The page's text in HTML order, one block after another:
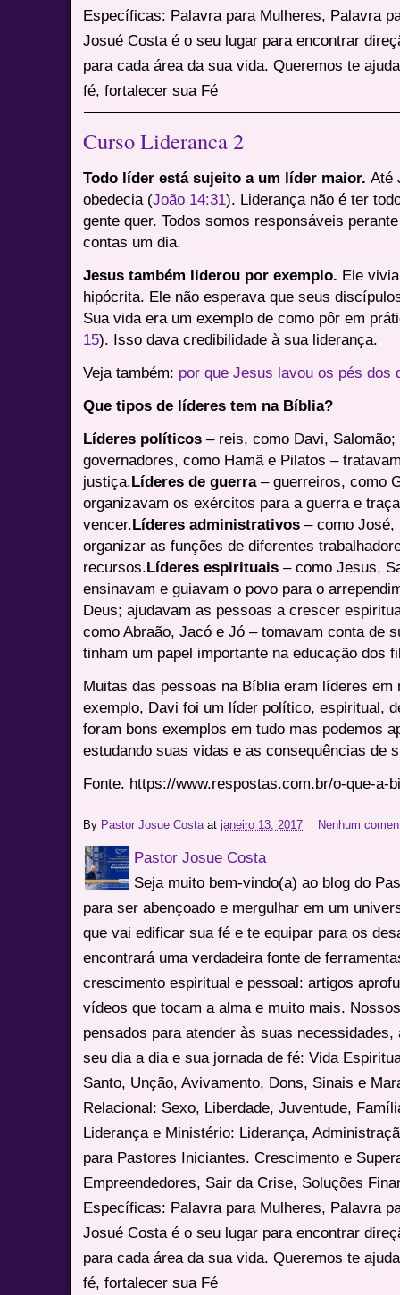
Específicas: Palavra para Mulheres, Palavra
Josué Costa é o seu lugar para encontrar
para cada área da sua vida. Queremos te
fé, fortalecer sua Fé
Curso Lideranca 2
Todo líder está sujeito a um líder maior. Até
obedecia (João 14:31). Liderança não é ter
gente quer. Todos somos responsáveis
contas um dia.
Jesus também liderou por exemplo. Ele
hipócrita. Ele não esperava que seus
Sua vida era um exemplo de como pôr em
15). Isso dava credibilidade à sua liderança.
Veja também: por que Jesus lavou os pés dos
Que tipos de líderes tem na Bíblia?
Líderes políticos– reis, como Davi,
governadores, como Hamã e Pilatos –
justiça.Líderes de guerra– guerreiros, como
organizavam os exércitos para a guerra e
vencer.Líderes administrativos – como José,
organizar as funções de diferentes
recursos.Líderes espirituais – como Jesus,
ensinavam e guiavam o povo para o
Deus; ajudavam as pessoas a crescer
como Abraão, Jacó e Jó – tomavam conta de
tinham um papel importante na educação dos
Muitas das pessoas na Bíblia eram líderes em
exemplo, Davi foi um líder político, espiritual,
foram bons exemplos em tudo mas podemos
estudando suas vidas e as consequências de
Fonte. https://www.respostas.com.br/o-que-a-
By Pastor Josue Costa atjaneiro 13, 2017 Nenhum
Pastor Josue Costa
Seja muito bem-vindo(a) ao blog do
para ser abençoado e mergulhar em um
que vai edificar sua fé e te equipar para os
encontrará uma verdadeira fonte de
crescimento espiritual e pessoal: artigos
vídeos que tocam a alma e muito mais.
pensados para atender às suas
seu dia a dia e sua jornada de fé: Vida
Santo, Unção, Avivamento, Dons, Sinais e
Relacional: Sexo, Liberdade, Juventude,
Liderança e Ministério: Liderança,
para Pastores Iniciantes. Crescimento e
Empreendedores, Sair da Crise, Soluções
Específicas: Palavra para Mulheres, Palavra
Josué Costa é o seu lugar para encontrar
para cada área da sua vida. Queremos te
fé, fortalecer sua Fé